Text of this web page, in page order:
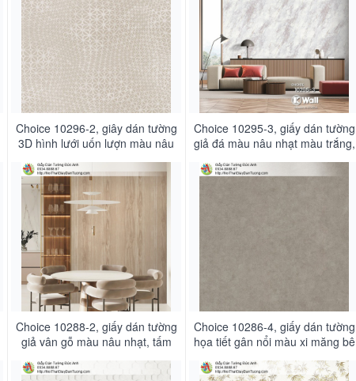
Choice 10296-2, giây dán tường
3D hình lưới uốn lượn màu nâu
nhạt
Choice 10295-3, giấy dán tường
giả đá màu nâu nhạt màu trắng,
vân đá marble sang trọng
Choice 10288-2, giấy dán tường
giả vân gỗ màu nâu nhạt, tấm
gỗ to lớn như thật hoa văn họa
tiết đẹp
Choice 10286-4, giấy dán tường
họa tiết gân nổi màu xi măng bê
tông màu nâu nhạt